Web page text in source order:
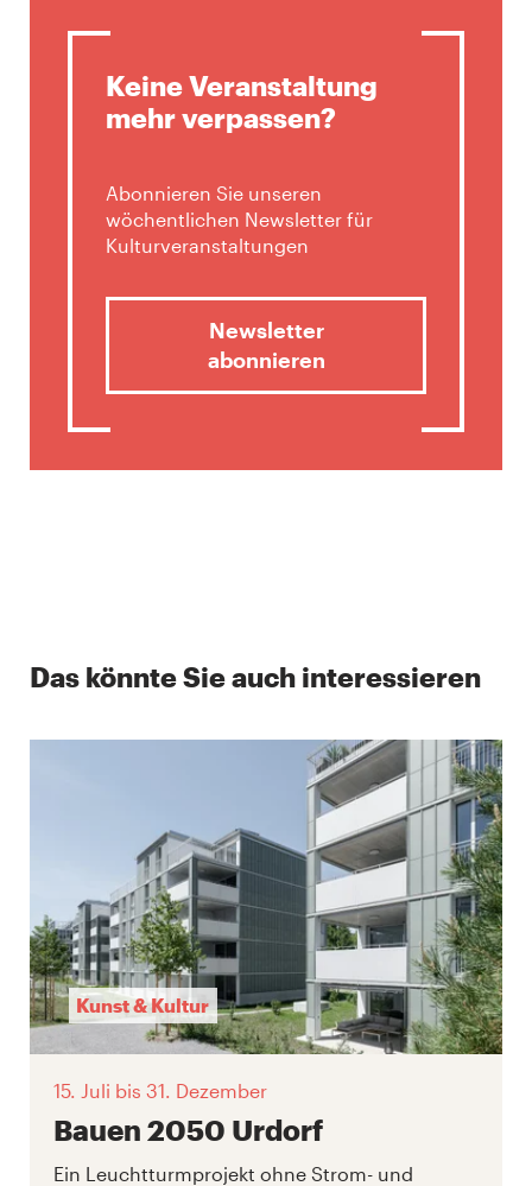
Keine Veranstaltung
mehr verpassen?
Abonnieren Sie unseren
wöchentlichen Newsletter für
Kulturveranstaltungen
Newsletter
abonnieren
Das könnte Sie auch interessieren
Kunst & Kultur
15. Juli bis 31. Dezember
Bauen 2050 Urdorf
Ein Leuchtturmprojekt ohne Strom- und